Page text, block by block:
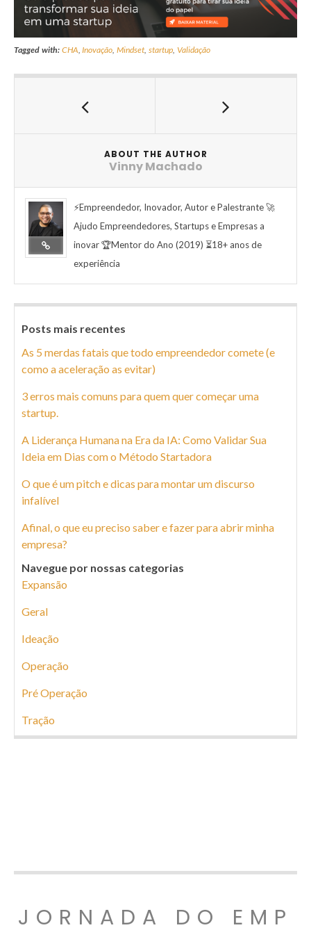
Tagged with: CHA Inovação ,Mindset,startup Validação
ABOUT THE AUTHOR
Vinny Machado
⚡Empreendedor, Inovador, Autor e Palestrante 🚀
Ajudo Empreendedores, Startups e Empresas a
inovar 🏆Mentor do Ano (2019) ⏳18+ anos de
experiência
Posts mais recentes
As 5 merdas fatais que todo empreendedor comete (e
como a aceleração as evitar)
3 erros mais comuns para quem quer começar uma
startup.
A Liderança Humana na Era da IA: Como Validar Sua
Ideia em Dias com o Método Startadora
O que é um pitch e dicas para montar um discurso
infalível
Afinal, o que eu preciso saber e fazer para abrir minha
empresa?
Navegue por nossas categorias
Expansão
Geral
Ideação
Operação
Pré Operação
Tração
JORNADA DO EMP